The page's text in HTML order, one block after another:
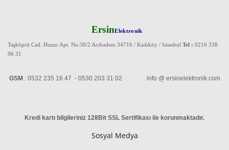
ErsinElektronik
Taşköprü Cad. Huzur Apt. No:30/2 Acıbadem 34716 / Kadıköy / Istanbul Tel : 0216 338
96 31
GSM : 0532 235 16 47 - 0530 203 31 02 info @ ersinelektronik.com
Kredi kartı bilgileriniz 128Bit SSL Sertifikası ile korunmaktadır.
Sosyal Medya